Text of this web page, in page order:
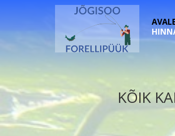
KÕIK